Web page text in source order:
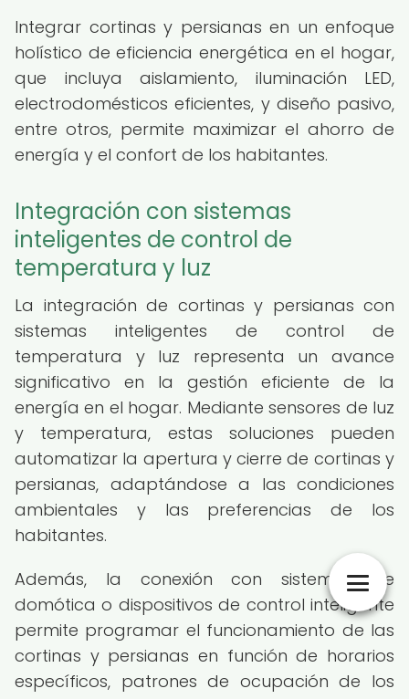
Integrar cortinas y persianas en un enfoque
holístico de eficiencia energética en el hogar,
que incluya aislamiento, iluminación LED,
electrodomésticos eficientes, y diseño pasivo,
entre otros, permite maximizar el ahorro de
energía y el confort de los habitantes.
Integración con sistemas
inteligentes de control de
temperatura y luz
La integración de cortinas y persianas con
sistemas inteligentes de control de
temperatura y luz representa un avance
significativo en la gestión eficiente de la
energía en el hogar. Mediante sensores de luz
y temperatura, estas soluciones pueden
automatizar la apertura y cierre de cortinas y
persianas, adaptándose a las condiciones
ambientales y las preferencias de los
habitantes.
Además, la conexión con sistemas de
domótica o dispositivos de control inteligente
permite programar el funcionamiento de las
cortinas y persianas en función de horarios
específicos, patrones de ocupación de los